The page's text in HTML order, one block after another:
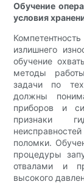
Обучение
условия
излишнего
обучение
методы
задачи по
должны
приборов и
признаки
поломки.
процедуры
отвалами и
высокого